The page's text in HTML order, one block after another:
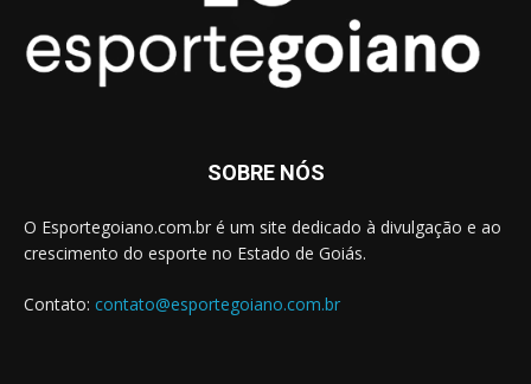
SOBRE NÓS
O Esportegoiano.com.br é um site dedicado à divulgação e ao
crescimento do esporte no Estado de Goiás.
Contato: contato@esportegoiano.com.br